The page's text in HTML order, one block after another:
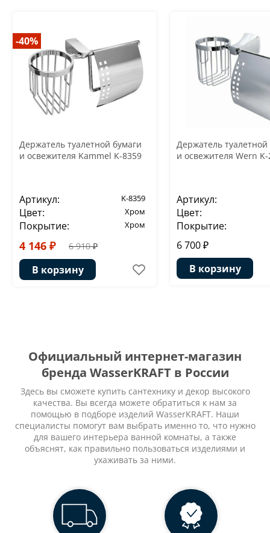
-40%
Держатель туалетной бумаги
и освежителя Kammel K-8359
Артикул: K-8359
Цвет: Хром
Покрытие: Хром
4 146 ₽ 6 910 ₽
В корзину
Держатель туалетной
и освежителя Wern
Артикул:
Цвет:
Покрытие:
6 700 ₽
В корзину
Официальный интернет-магазин
бренда WasserKRAFT в России
Здесь вы сможете купить сантехнику и декор высокого
качества. Вы всегда можете обратиться к нам за
помощью в подборе изделий WasserKRAFT. Наши
специалисты помогут вам выбрать именно то, что нужно
для вашего интерьера ванной комнаты, а также
объяснят, как правильно пользоваться изделиями и
ухаживать за ними.